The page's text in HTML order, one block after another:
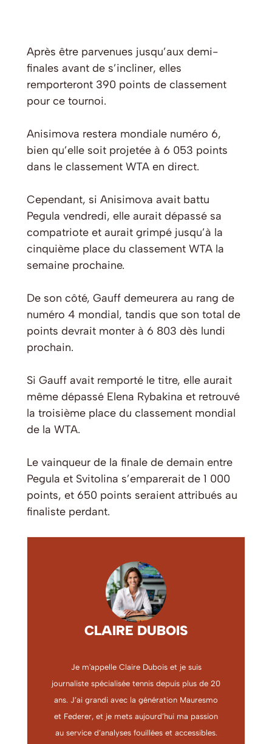
Après être parvenues jusqu’aux demi-
finales avant de s’incliner, elles
remporteront 390 points de classement
pour ce tournoi.
Anisimova restera mondiale numéro 6,
bien qu’elle soit projetée à 6 053 points
dans le classement WTA en direct.
Cependant, si Anisimova avait battu
Pegula vendredi, elle aurait dépassé sa
compatriote et aurait grimpé jusqu’à la
cinquième place du classement WTA la
semaine prochaine.
De son côté, Gauff demeurera au rang de
numéro 4 mondial, tandis que son total de
points devrait monter à 6 803 dès lundi
prochain.
Si Gauff avait remporté le titre, elle aurait
même dépassé Elena Rybakina et retrouvé
la troisième place du classement mondial
de la WTA.
Le vainqueur de la finale de demain entre
Pegula et Svitolina s’emparerait de 1 000
points, et 650 points seraient attribués au
finaliste perdant.
CLAIRE DUBOIS
Je m'appelle Claire Dubois et je suis
journaliste spécialisée tennis depuis plus de 20
ans. J’ai grandi avec la génération Mauresmo
et Federer, et je mets aujourd’hui ma passion
au service d’analyses fouillées et accessibles.